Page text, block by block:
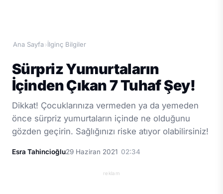
Ana Sayfa ›İlginç Bilgiler
Sürpriz Yumurtaların
İçinden Çıkan 7 Tuhaf Şey!
Dikkat! Çocuklarınıza vermeden ya da yemeden
önce sürpriz yumurtaların içinde ne olduğunu
gözden geçirin. Sağlığınızı riske atıyor olabilirsiniz!
Esra Tahincioğlu29 Haziran 2021 02:34
reklam